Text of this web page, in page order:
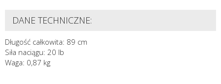
DANE TECHNICZNE:
Długość całkowita: 89 cm
Siła naciągu: 20 lb
Waga: 0,87 kg